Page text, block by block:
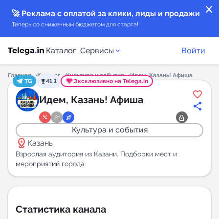
close
🚀 Реклама с оплатой за клики, лиды и продажи
Теперь со сниженным бюджетом для старта!
Каталог Сервисы
Каталог каналов
Каталог ботов
Горящие предложения
Индекс читаемости каналов в Telegram
New
New
Войти
Главная Каталог Культура и события
Идем, Казань! Афиша
TG
41.1 Эксклюзивно на Telega.in
Идем, Казань! Афиша
Культура и события
distance Казань
Взрослая аудитория из Казани. Подборки мест и
мероприятий города.
Статистика канала